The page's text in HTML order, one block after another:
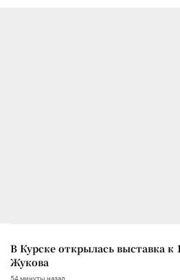
В Курске открылась выставка
Жукова
54 минуты назад